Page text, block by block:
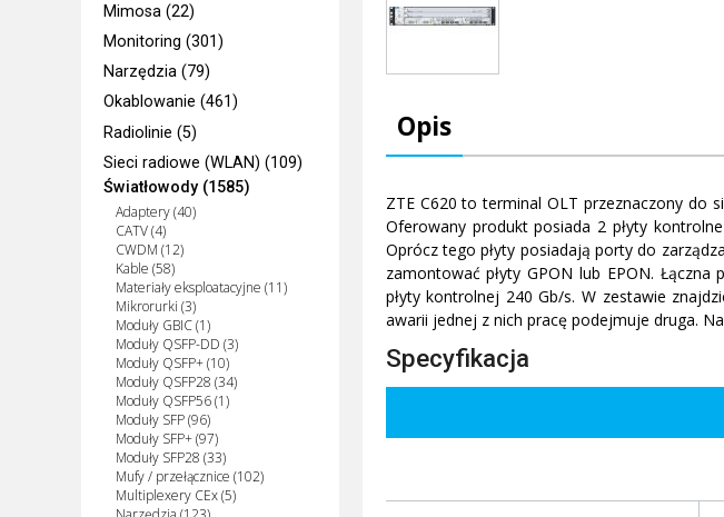
Mimosa (22)
Monitoring (301)
Narzędzia (79)
Okablowanie (461)
Radiolinie (5)
Sieci radiowe (WLAN) (109)
Światłowody (1585)
Adaptery (40)
CATV (4)
CWDM (12)
Kable (58)
Materiały eksploatacyjne (11)
Mikrorurki (3)
Moduły GBIC (1)
Moduły QSFP-DD (3)
Moduły QSFP+ (10)
Moduły QSFP28 (34)
Moduły QSFP56 (1)
Moduły SFP (96)
Moduły SFP+ (97)
Moduły SFP28 (33)
Mufy / przełącznice (102)
Multiplexery CEx (5)
Opis
ZTE C620 to terminal OLT przeznaczony do
Oferowany produkt posiada 2 płyty
Oprócz tego płyty posiadają porty do
zamontować płyty GPON lub EPON.
płyty kontrolnej 240 Gb/s. W zestawie
awarii jednej z nich pracę podejmuje druga.
Specyfikacja